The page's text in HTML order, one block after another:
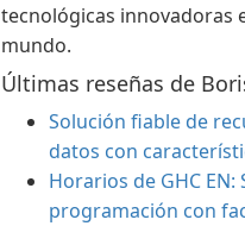
tecnológicas innovadoras
mundo.
Últimas reseñas de
Solución fiable de
datos con
Horarios de GHC
programación con